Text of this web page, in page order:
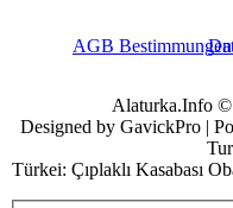
AGB Bestimmungen
Alaturka.Info ©
Designed by GavickPro |
Türkei: Çıplaklı Kasabası